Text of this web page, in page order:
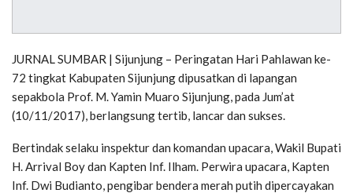
JURNAL SUMBAR | Sijunjung – Peringatan Hari Pahlawan ke-
72 tingkat Kabupaten Sijunjung dipusatkan di lapangan
sepakbola Prof. M. Yamin Muaro Sijunjung, pada Jum’at
(10/11/2017), berlangsung tertib, lancar dan sukses.
Bertindak selaku inspektur dan komandan upacara, Wakil Bupati
H. Arrival Boy dan Kapten Inf. Ilham. Perwira upacara, Kapten
Inf. Dwi Budianto, pengibar bendera merah putih dipercayakan